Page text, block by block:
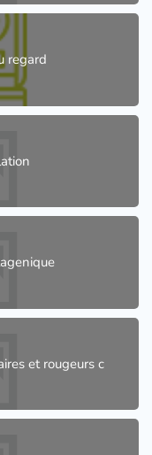
regard
et rougeurs c